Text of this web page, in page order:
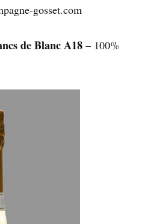
gosset.com
de Blanc A18 – 100%